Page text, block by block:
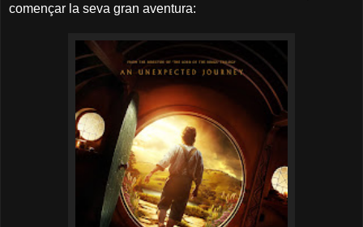
començar la seva gran aventura: